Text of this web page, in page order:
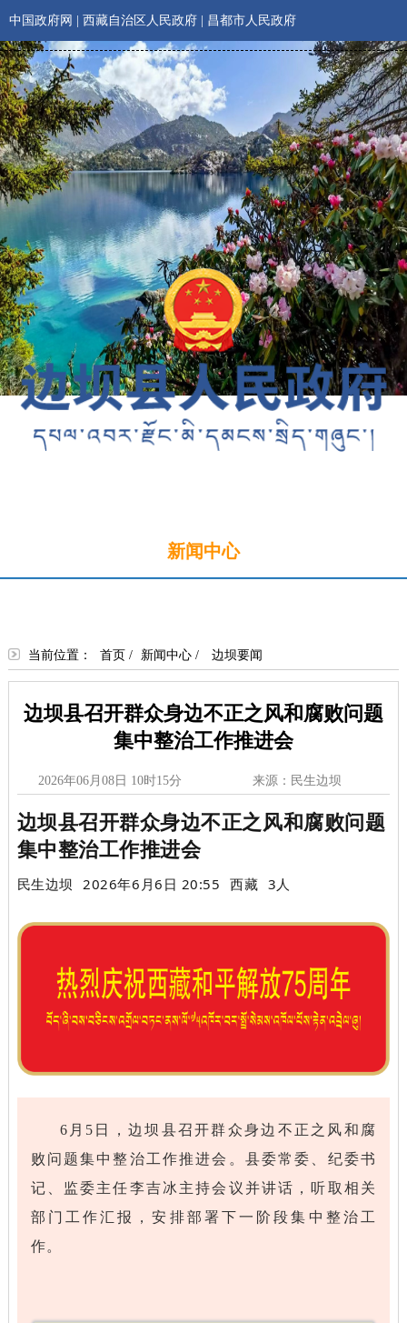
中国政府网 西藏自治区人民政府 昌都市人民政府
新闻中心
当前位置： 首页 / 新闻中心/ 边坝要闻
边坝县召开群众身边不正之风和腐败问题
集中整治工作推进会
2026年06月08日 10时15分 来源：民生边坝
边坝县召开群众身边不正之风和腐败问题
集中整治工作推进会
民生边坝 2026年6月6日 20:55 西藏 3人
6月5日，边坝县召开群众身边不正之风和腐
败问题集中整治工作推进会。县委常委、纪委书
记、监委主任李吉冰主持会议并讲话，听取相关
部门工作汇报，安排部署下一阶段集中整治工
作。